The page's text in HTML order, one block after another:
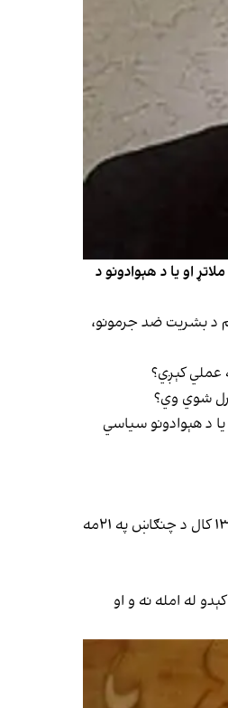
او یا د هېوادونو د
حکم د بشریت ضد جرمونو،
عملي کېږي؟
شوي وي؟
د هېوادونو سیاسي
محکمې د ۱۳۸۷ کال د حوت په ۱۴مه د دارفور د جګړې پر مهال د جګړه‌ییزو جرمونو او د بشریت ضد جرمونو په تور د هغه د نیولو لومړنی حکم صادر کړ او د ۱۳۸۹ کال د چنګاښ په ۲۱مه
کېدو له امله نه و او